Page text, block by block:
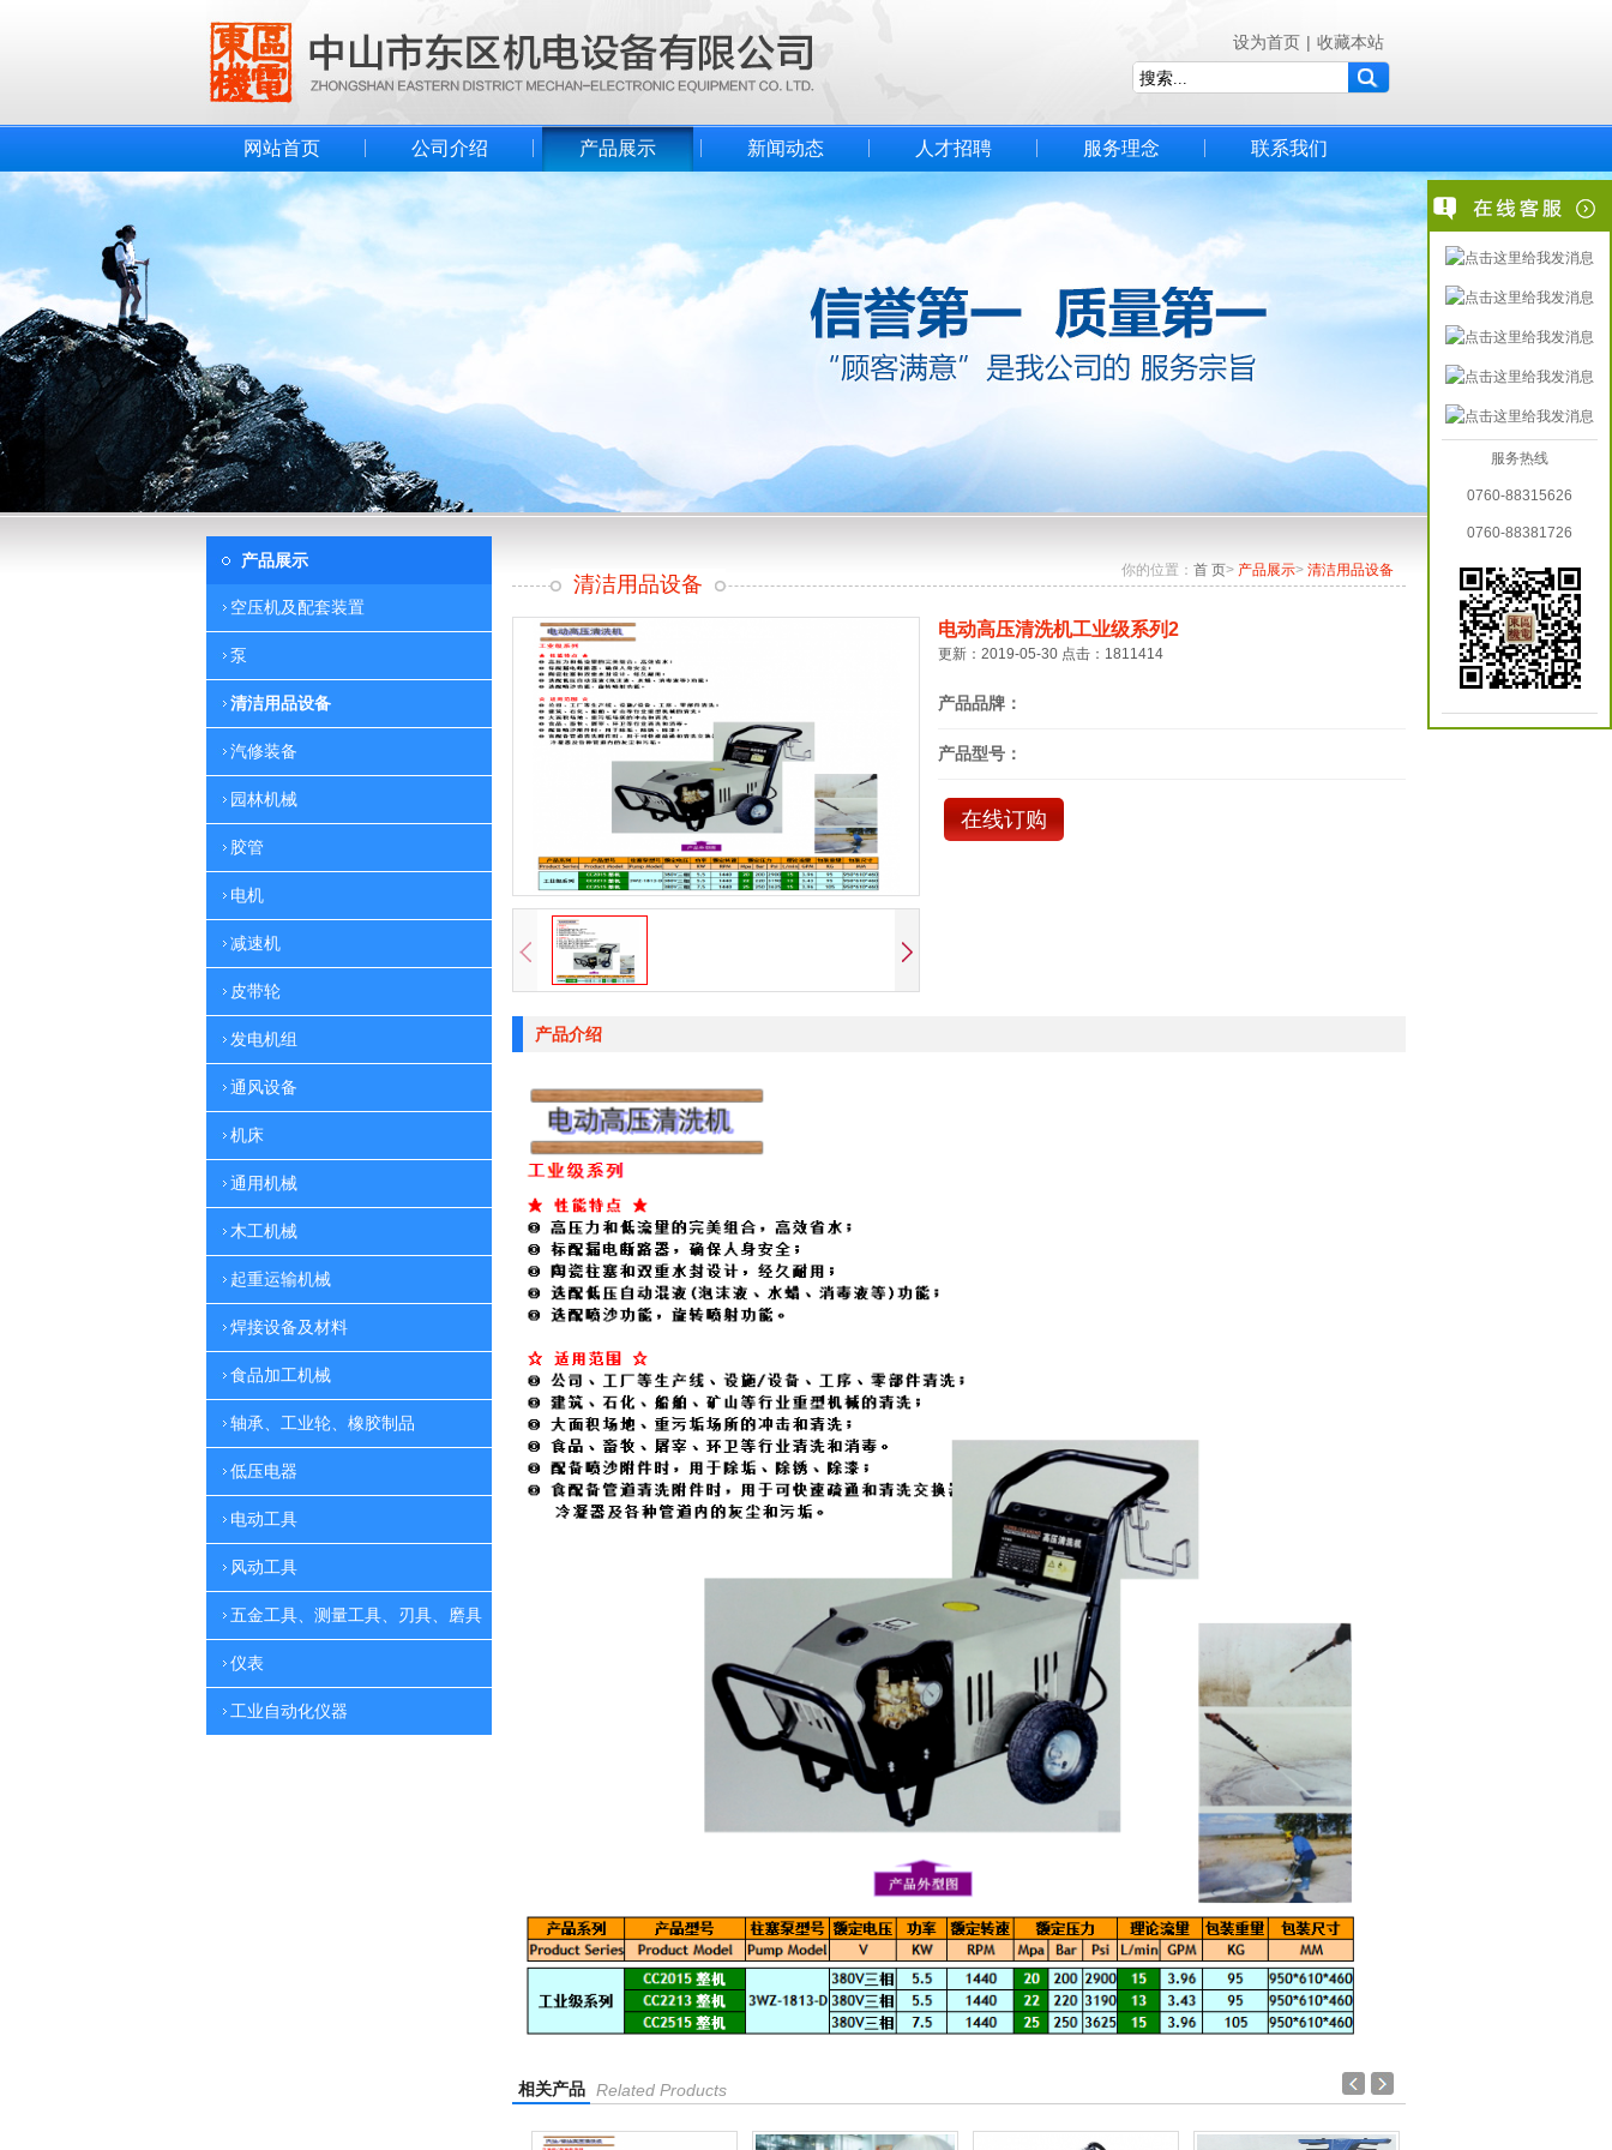
设为首页 | 收藏本站
网站首页 公司介绍 产品展示 新闻动态 人才招聘 服务理念 联系我们
产品展示
空压机及配套装置
泵
清洁用品设备
汽修装备
园林机械
胶管
电机
减速机
皮带轮
发电机组
通风设备
机床
通用机械
木工机械
起重运输机械
焊接设备及材料
食品加工机械
轴承、工业轮、橡胶制品
低压电器
电动工具
风动工具
五金工具、测量工具、刃具、磨具
仪表
工业自动化仪器
你的位置： 首 页> 产品展示> 清洁用品设备
清洁用品设备
电动高压清洗机工业级系列2
更新：2019-05-30 点击：1811414
产品品牌：
产品型号：
在线订购
产品介绍
相关产品 Related Products
服务热线
0760-88315626
0760-88381726